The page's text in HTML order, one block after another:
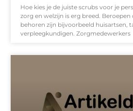
Hoe kies je de juiste scrubs voor je
zorg en welzijn is erg breed.
behoren zijn bijvoorbeeld huisartsen,
verpleegkundigen. Zorgmedewerkers